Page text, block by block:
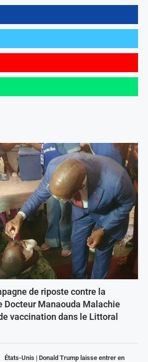
de riposte contre la
Docteur Manaouda Malachie
vaccination dans le Littoral
États-Unis | Donald Trump laisse entrer en